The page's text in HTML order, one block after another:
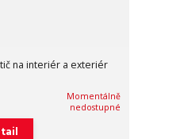
na interiér a exteriér
Momentálně
nedostupné